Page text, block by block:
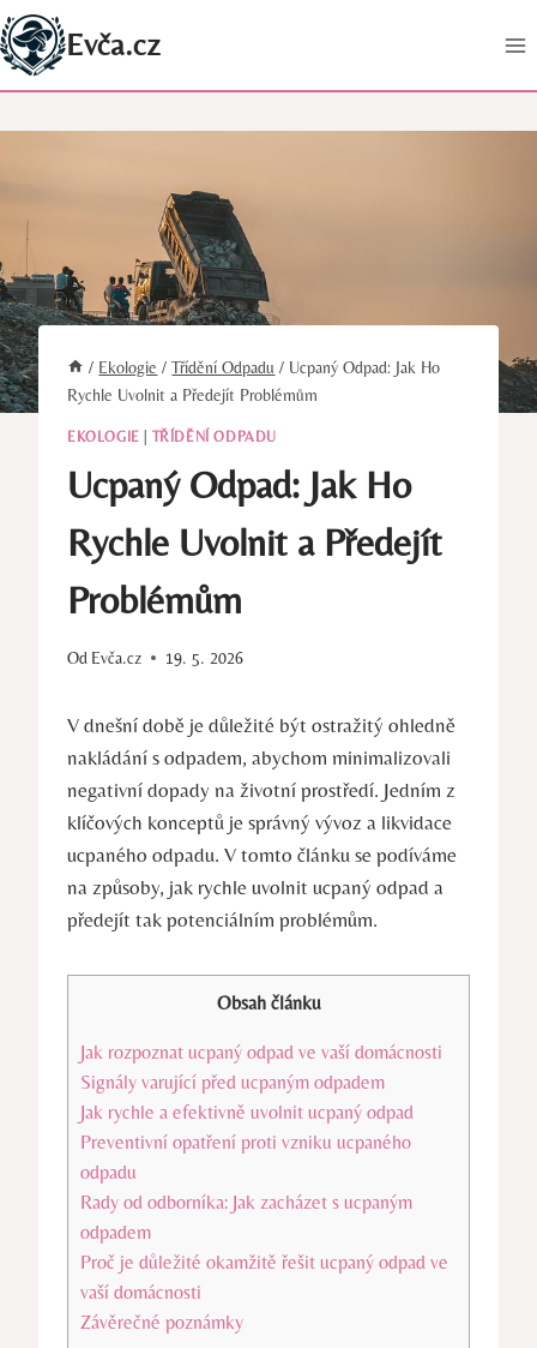
Přeskočit
na
obsah
Evča.cz
/ Ekologie / Třídění Odpadu / Ucpaný Odpad: Jak Ho
Rychle Uvolnit a Předejít Problémům
EKOLOGIE TŘÍDĚNÍ ODPADU
Ucpaný Odpad: Jak Ho
Rychle Uvolnit a Předejít
Problémům
Od Evča.cz 19. 5. 2026
V dnešní době je důležité být ostražitý ohledně
nakládání s odpadem, abychom minimalizovali
negativní dopady na životní prostředí. Jedním z
klíčových konceptů je správný vývoz a likvidace
ucpaného odpadu. V tomto článku se podíváme
na způsoby, jak rychle uvolnit ucpaný odpad a
předejít tak potenciálním problémům.
Obsah článku
Jak rozpoznat ucpaný odpad ve vaší domácnosti
Signály varující před ucpaným odpadem
Jak rychle a efektivně uvolnit ucpaný odpad
Preventivní opatření proti vzniku ucpaného
odpadu
Rady od odborníka: Jak zacházet s ucpaným
odpadem
Proč je důležité okamžitě řešit ucpaný odpad ve
vaší domácnosti
Závěrečné poznámky